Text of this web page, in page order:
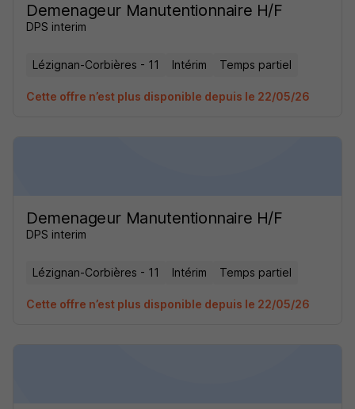
Demenageur Manutentionnaire H/F
DPS interim
Lézignan-Corbières - 11 Intérim Temps partiel
Cette offre n’est plus disponible depuis le 22/05/26
Demenageur Manutentionnaire H/F
DPS interim
Lézignan-Corbières - 11 Intérim Temps partiel
Cette offre n’est plus disponible depuis le 22/05/26